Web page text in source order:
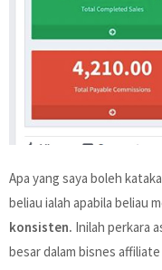
Apa yang saya boleh
beliau ialah apabila beliau
konsisten. Inilah perkara
besar dalam bisnes affiliate